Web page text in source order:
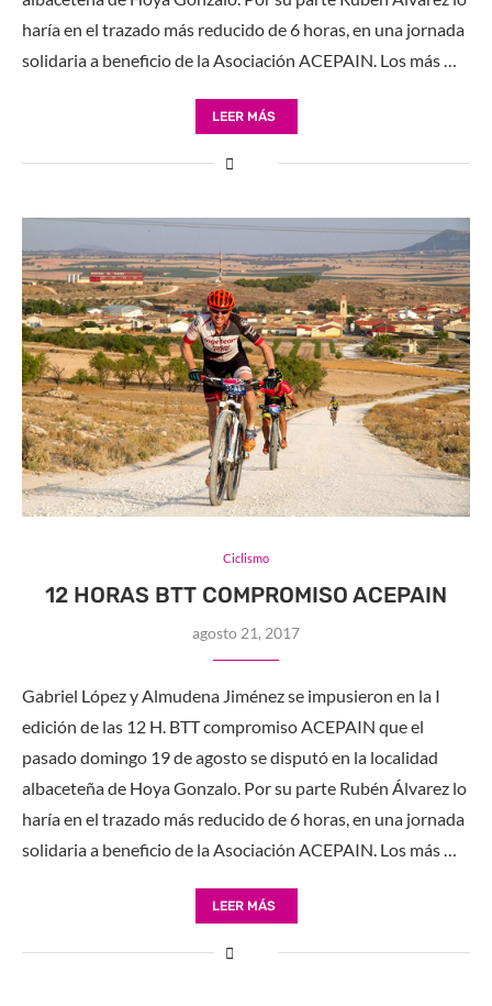
haría en el trazado más reducido de 6 horas, en una jornada
solidaria a beneficio de la Asociación ACEPAIN. Los más …
LEER MÁS
Ciclismo
12 HORAS BTT COMPROMISO ACEPAIN
agosto 21, 2017
Gabriel López y Almudena Jiménez se impusieron en la I
edición de las 12 H. BTT compromiso ACEPAIN que el
pasado domingo 19 de agosto se disputó en la localidad
albaceteña de Hoya Gonzalo. Por su parte Rubén Álvarez lo
haría en el trazado más reducido de 6 horas, en una jornada
solidaria a beneficio de la Asociación ACEPAIN. Los más …
LEER MÁS